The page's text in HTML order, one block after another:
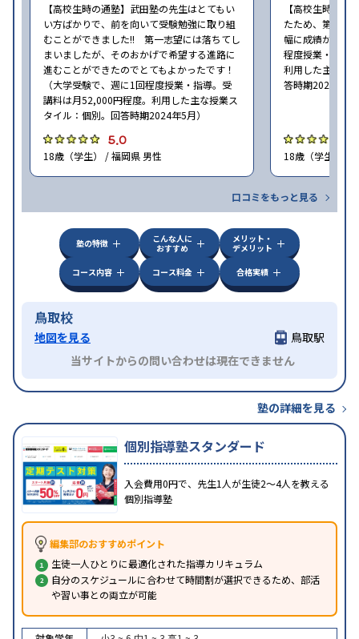
【高校生時の通塾】武田塾の先生はとてもい
い方ばかりで、前を向いて受験勉強に取り組
むことができました!! 第一志望には落ちてし
まいましたが、そのおかげで希望する進路に
進むことができたのでとてもよかったです！
（大学受験で、週に1回程度授業・指導。受
講料は月52,000円程度。利用した主な授業ス
タイル：個別。回答時期2024年5月）
5.0
18歳（学生） / 福岡県 男性
【高校生時の通
たため、第一志
幅に成績が向上
程度授業・指導
利用した主な授
答時期2024年5
18歳（学生） /
口コミをもっと見る
塾の特徴
こんな人に
おすすめ
メリット・
デメリット
コース内容
コース料金 合格実績
鳥取校
地図を見る
鳥取駅
当サイトからの問い合わせは現在できません
塾の詳細を見る
個別指導塾スタンダード
入会費用0円で、先生1人が生徒2〜4人を教える
個別指導塾
編集部のおすすめポイント
生徒一人ひとりに最適化された指導カリキュラム
自分のスケジュールに合わせて時間割が選択できるため、部活
や習い事との両立が可能